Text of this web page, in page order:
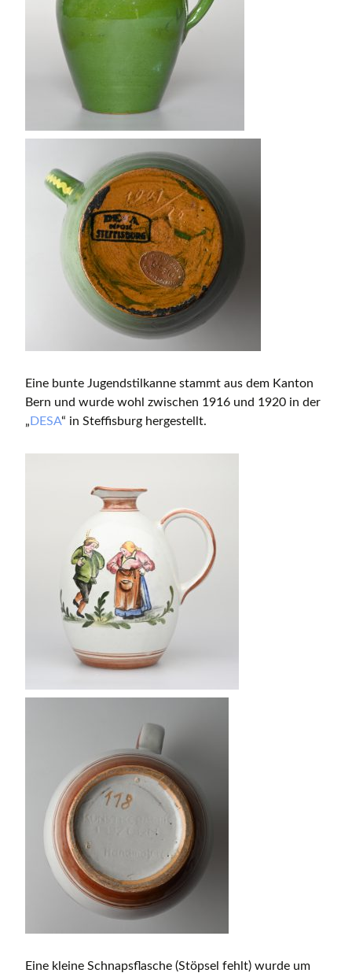
Eine bunte Jugendstilkanne stammt aus dem Kanton
Bern und wurde wohl zwischen 1916 und 1920 in der
„DESA“ in Steffisburg hergestellt.
Eine kleine Schnapsflasche (Stöpsel fehlt) wurde um